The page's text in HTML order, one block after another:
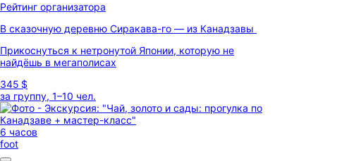
Рейтинг организатора
В сказочную деревню Сиракава-го — из Канадзавы
Прикоснуться к нетронутой Японии, которую не
найдёшь в мегаполисах
345 $
за группу, 1–10 чел.
6 часов
foot